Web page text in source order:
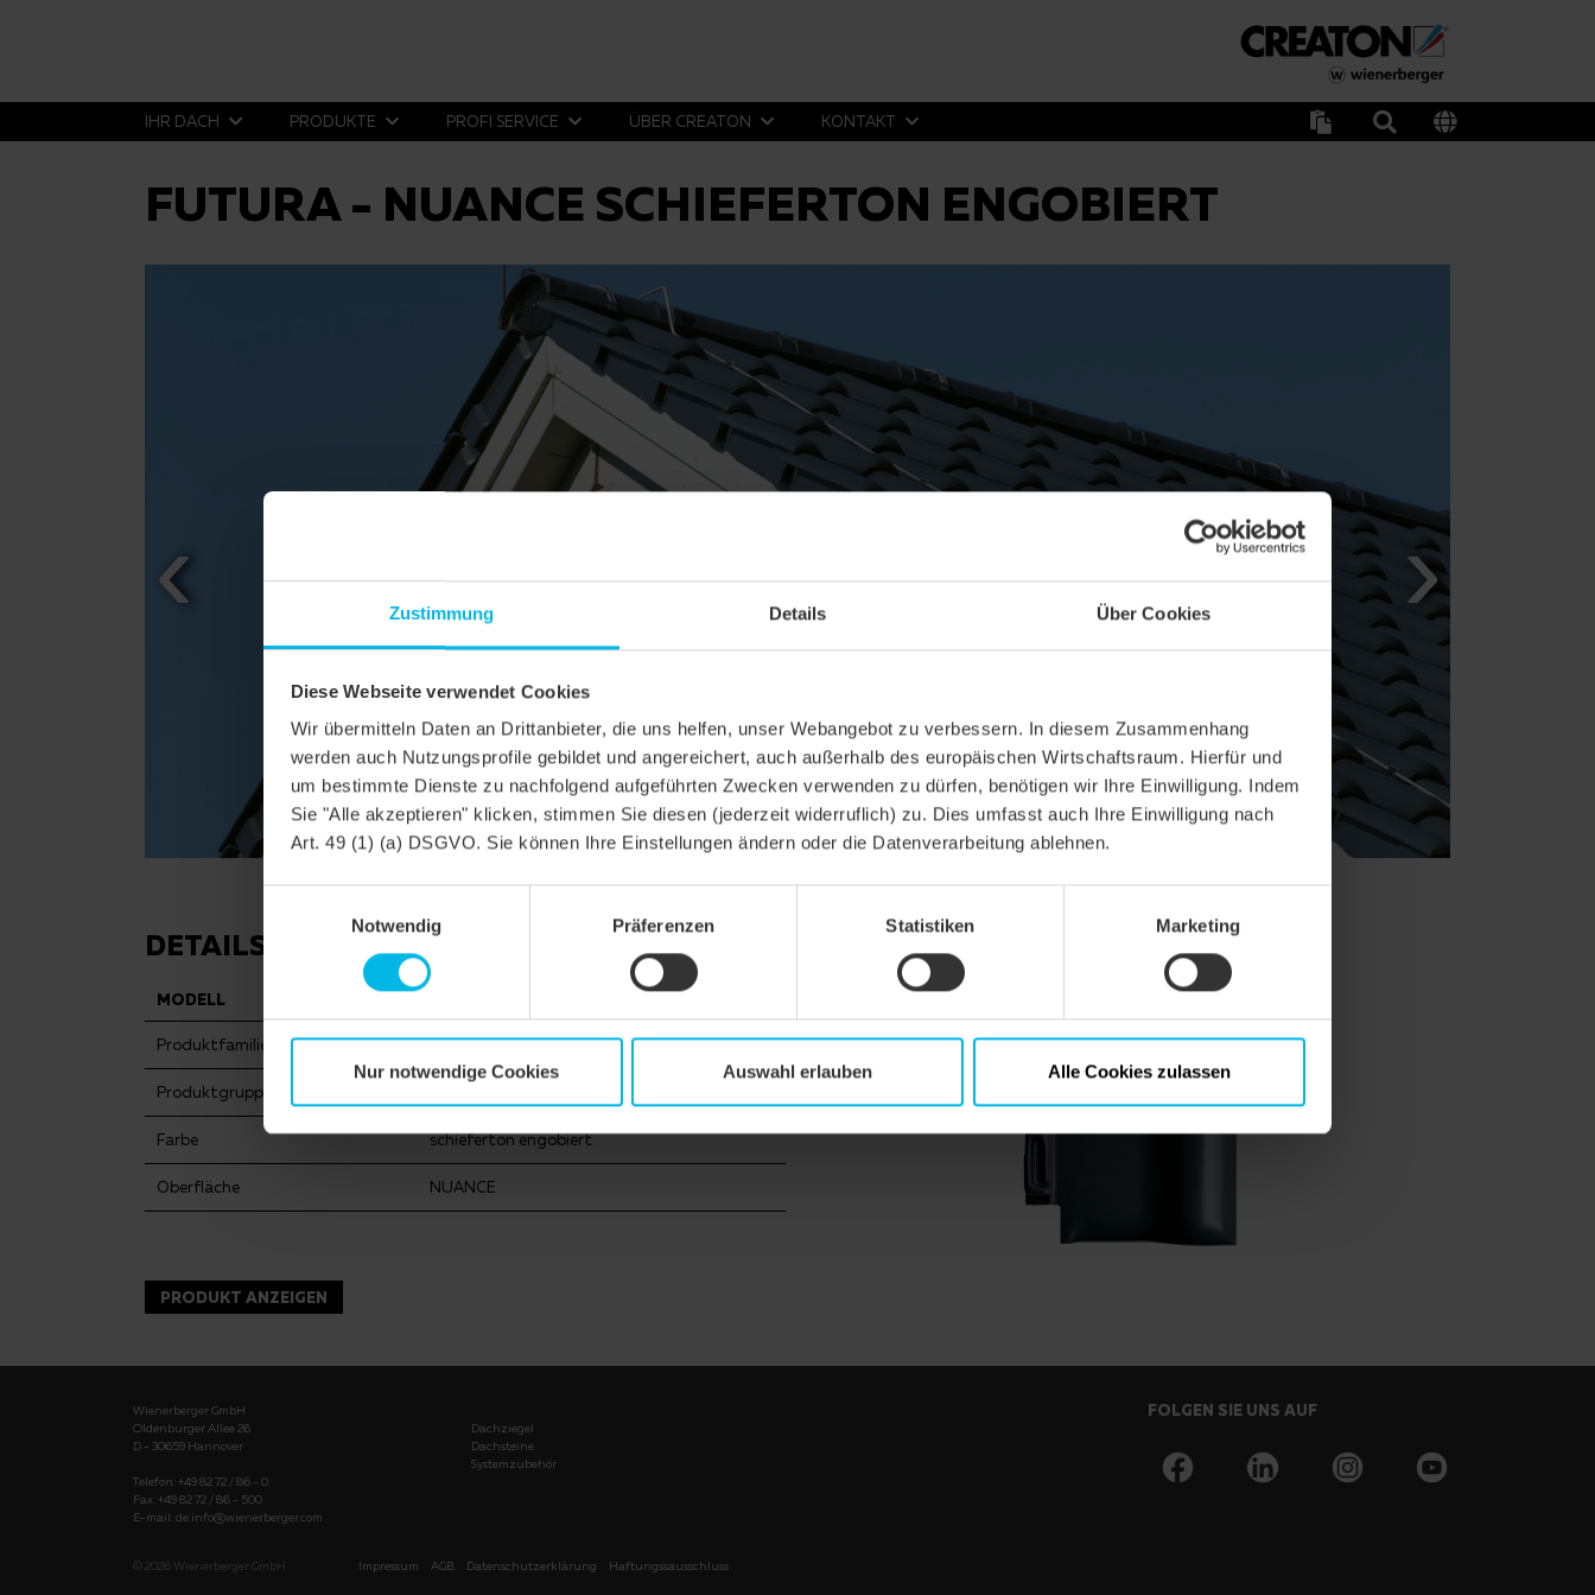
Zustimmung Details Über Cookies
Diese Webseite verwendet Cookies
Wir übermitteln Daten an Drittanbieter, die uns helfen, unser Webangebot zu verbessern. In diesem Zusammenhang
werden auch Nutzungsprofile gebildet und angereichert, auch außerhalb des europäischen Wirtschaftsraum. Hierfür und
um bestimmte Dienste zu nachfolgend aufgeführten Zwecken verwenden zu dürfen, benötigen wir Ihre Einwilligung. Indem
Sie "Alle akzeptieren" klicken, stimmen Sie diesen (jederzeit widerruflich) zu. Dies umfasst auch Ihre Einwilligung nach
Art. 49 (1) (a) DSGVO. Sie können Ihre Einstellungen ändern oder die Datenverarbeitung ablehnen.
Notwendig
Präferenzen Statistiken Marketing
Nur notwendige Cookies Auswahl erlauben Alle Cookies zulassen
IHR DACH PRODUKTE PROFI SERVICE ÜBER CREATON KONTAKT
FUTURA - NUANCE SCHIEFERTON ENGOBIERT
DETAILS
MODELL
Produktfamilie Flachdachziegel
Produktgruppe
Farbe schieferton engobiert
Oberfläche NUANCE
PRODUKT ANZEIGEN
Wienerberger GmbH
Oldenburger Allee 26
D - 30659 Hannover
Telefon: +49 82 72 / 86 - 0
Fax: +49 82 72 / 86 - 500
E-mail: de.info@wienerberger.com
Dachziegel
Dachsteine
Systemzubehör
FOLGEN SIE UNS AUF
© 2026 Wienerberger GmbH Impressum AGB Datenschutzerklärung Haftungssausschluss